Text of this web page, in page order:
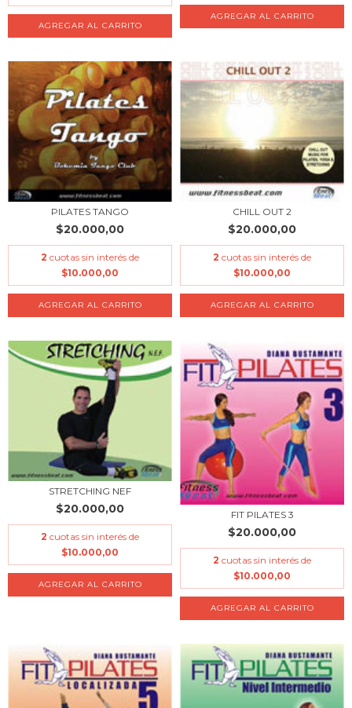
PILATES TANGO
$20.000,00
2 cuotas sin interés de
$10.000,00
CHILL OUT 2
$20.000,00
2 cuotas sin interés de
$10.000,00
STRETCHING NEF
$20.000,00
2 cuotas sin interés de
$10.000,00
FIT PILATES 3
$20.000,00
2 cuotas sin interés de
$10.000,00